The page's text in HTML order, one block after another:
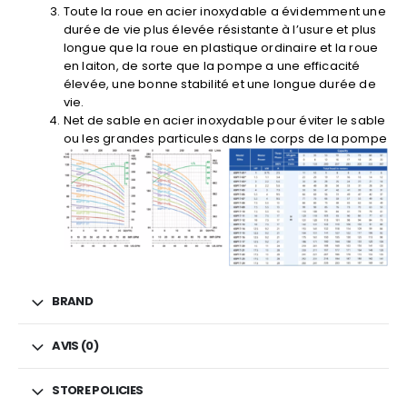
Toute la roue en acier inoxydable a évidemment une
durée de vie plus élevée résistante à l’usure et plus
longue que la roue en plastique ordinaire et la roue
en laiton, de sorte que la pompe a une efficacité
élevée, une bonne stabilité et une longue durée de
vie.
Net de sable en acier inoxydable pour éviter le sable
ou les grandes particules dans le corps de la pompe
BRAND
AVIS (0)
STORE POLICIES